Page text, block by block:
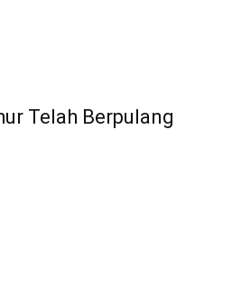
Telah Berpulang